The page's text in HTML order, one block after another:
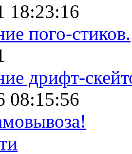
18:23:16
пого-стиков.
дрифт-
08:15:56